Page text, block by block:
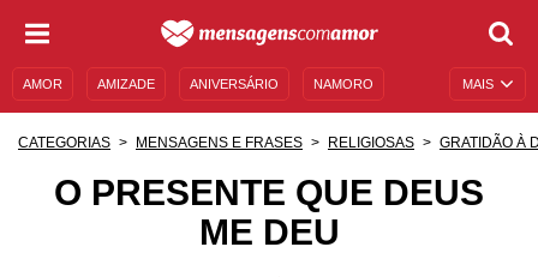
MAIS
AMOR AMIZADE ANIVERSÁRIO NAMORO
MENSAGENS DE ANIVERSÁRIO
CATEGORIAS MENSAGENS E FRASES RELIGIOSAS GRATIDÃO À
O PRESENTE QUE DEUS
ME DEU